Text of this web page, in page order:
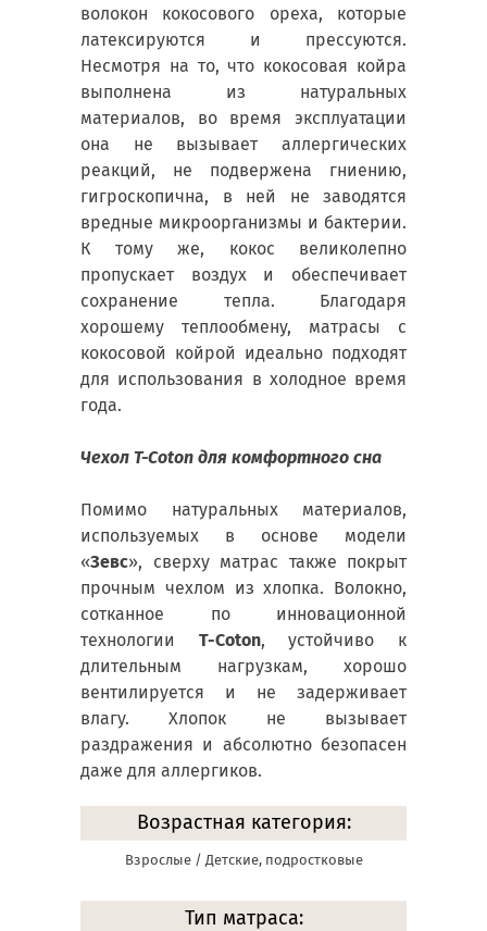
волокон кокосового ореха, которые
латексируются и прессуются.
Несмотря на то, что кокосовая койра
выполнена из натуральных
материалов, во время эксплуатации
она не вызывает аллергических
реакций, не подвержена гниению,
гигроскопична, в ней не заводятся
вредные микроорганизмы и бактерии.
К тому же, кокос великолепно
пропускает воздух и обеспечивает
сохранение тепла. Благодаря
хорошему теплообмену, матрасы с
кокосовой койрой идеально подходят
для использования в холодное время
года.
Чехол T-Coton для комфортного сна
Помимо натуральных материалов,
используемых в основе модели
«Зевс», сверху матрас также покрыт
прочным чехлом из хлопка. Волокно,
сотканное по инновационной
технологии T-Coton, устойчиво к
длительным нагрузкам, хорошо
вентилируется и не задерживает
влагу. Хлопок не вызывает
раздражения и абсолютно безопасен
даже для аллергиков.
Возрастная категория:
Взрослые / Детские, подростковые
Тип матраса: